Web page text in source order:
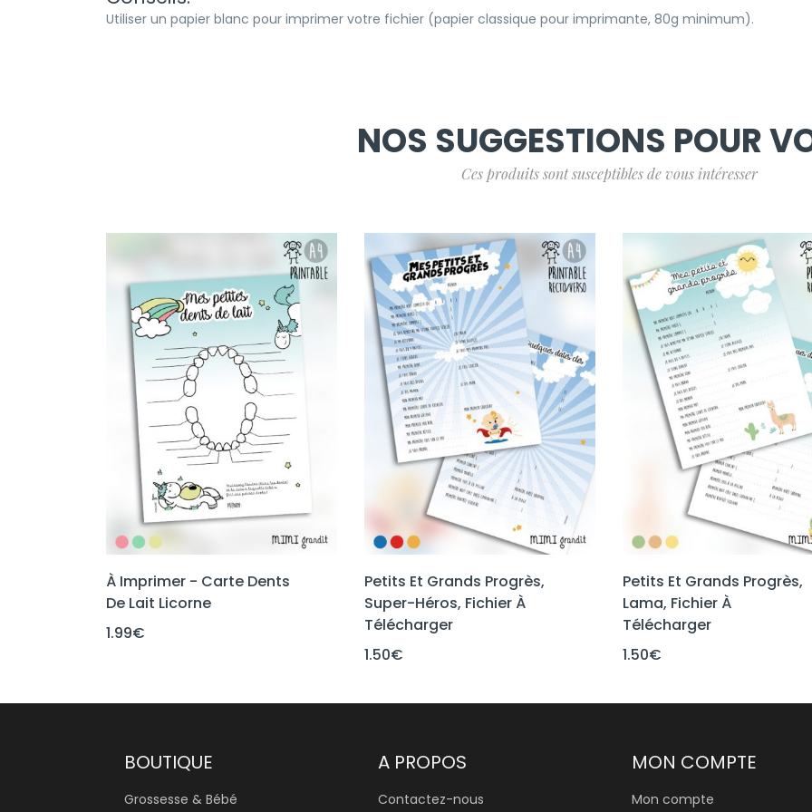
Utiliser un papier blanc pour imprimer votre fichier (papier classique pour imprimante, 80g minimum).
NOS SUGGESTIONS POUR
Ces produits sont susceptibles de vous intéresser
À Imprimer - Carte Dents
De Lait Licorne
1.99€
Petits Et Grands Progrès,
Super-Héros, Fichier À
Télécharger
1.50€
Petits Et Grands Progrès,
Lama, Fichier À
Télécharger
1.50€
BOUTIQUE
Grossesse & Bébé
A PROPOS
Contactez-nous
MON COMPTE
Mon compte